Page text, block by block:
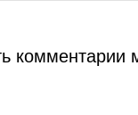
комментарии